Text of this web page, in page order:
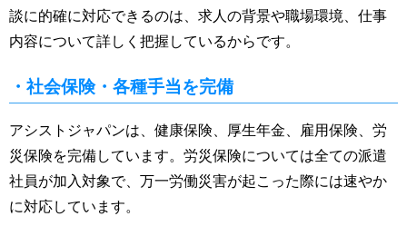
談に的確に対応できるのは、求人の背景や職場環境、仕事
内容について詳しく把握しているからです。
・社会保険・各種手当を完備
アシストジャパンは、健康保険、厚生年金、雇用保険、労
災保険を完備しています。労災保険については全ての派遣
社員が加入対象で、万一労働災害が起こった際には速やか
に対応しています。